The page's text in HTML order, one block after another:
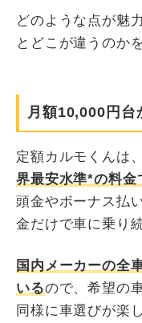
どのような点が魅
とどこが違うのか
月額10,000円台
定額カルモくんは、
界最安水準*の料金
頭金やボーナス払
金だけで車に乗り
国内メーカーの全
いるので、希望の
同様に車選びが楽